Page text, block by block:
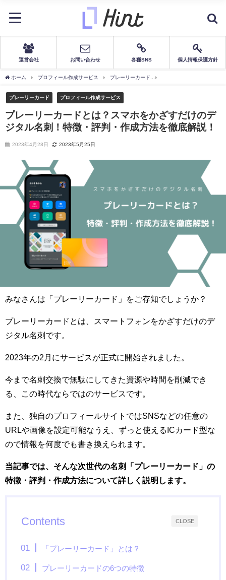
運営会社 お問い合わせ 各種SNS 個人情報保護方針
ホーム プロフィール作成サービス プレーリーカード
プレーリーカード プロフィール作成サービス
プレーリーカードとは？スマホをかざすだけのデ
ジタル名刺！特徴・評判・作成方法を徹底解説！
2023年4月28日 2023年5月25日
みなさんは「プレーリーカード」をご存知でしょうか？
プレーリーカードとは、スマートフォンをかざすだけのデ
ジタル名刺です。
2023年の2月にサービスが正式に開始されました。
今まで名刺交換で無駄にしてきた資源や時間を削減でき
る、この時代ならではのサービスです。
また、独自のプロフィールサイトではSNSなどの任意の
URLや画像を設定可能なうえ、ずっと使えるICカード型な
ので情報を何度でも書き換えられます。
当記事では、そんな次世代の名刺「プレーリーカード」の
特徴・評判・作成方法について詳しく説明します。
CLOSE
Contents
「プレーリーカード」とは？
プレーリーカードの6つの特徴